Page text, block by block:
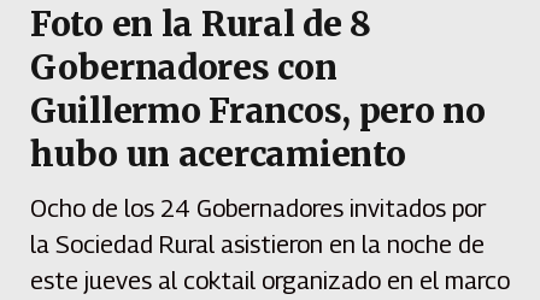
Foto en la Rural de 8
Gobernadores con
Guillermo Francos, pero no
hubo un acercamiento
Ocho de los 24 Gobernadores invitados por
la Sociedad Rural asistieron en la noche de
este jueves al coktail organizado en el marco